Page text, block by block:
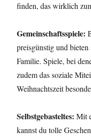
finden, das wirklich
Gemeinschaftsspiele:
preisgünstig und
Familie. Spiele, bei
zudem das soziale
Weihnachtszeit
Selbstgebasteltes: Mit
kannst du tolle